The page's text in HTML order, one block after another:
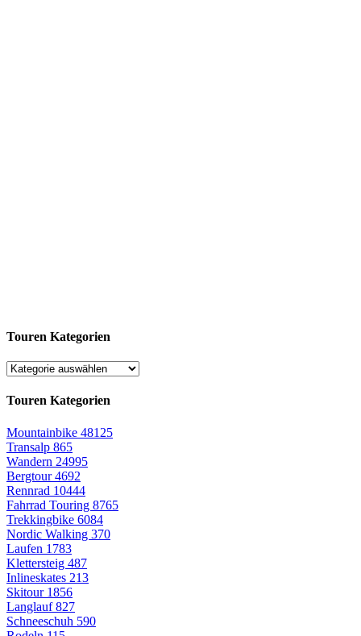
Touren Kategorien
Touren Kategorien
Mountainbike 48125
Transalp 865
Wandern 24995
Bergtour4692
Rennrad 10444
Fahrrad Touring 8765
Trekkingbike 6084
Nordic Walking 370
Laufen 1783
Klettersteig 487
Inlineskates 213
Skitour 1856
Langlauf827
Schneeschuh 590